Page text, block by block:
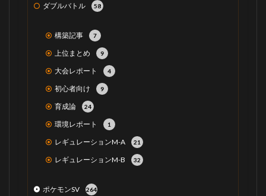
ダブルバトル 58
構築記事 7
上位まとめ 9
大会レポート 4
初心者向け 9
育成論 24
環境レポート 1
レギュレーションM-A 21
レギュレーションM-B 32
ポケモンSV 264